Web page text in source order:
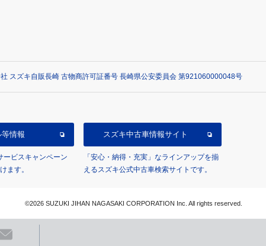
スズキ自販長崎 古物商許可証番号 長崎県公安委員会 第921060000048号
等情報
ービスキャンペーン
ます。
スズキ中古車情報サイト
「安心・納得・充実」なラインアップを揃
えるスズキ公式中古車検索サイトです。
©2026 SUZUKI JIHAN NAGASAKI CORPORATION Inc. All rights reserved.